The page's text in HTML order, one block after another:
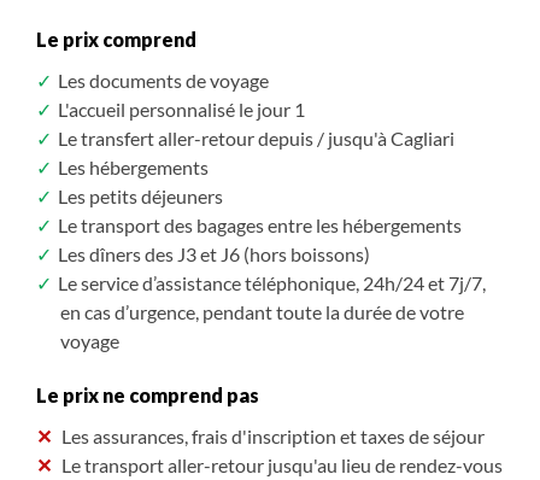
Le prix comprend
Les documents de voyage
L'accueil personnalisé le jour 1
Le transfert aller-retour depuis / jusqu'à Cagliari
Les hébergements
Les petits déjeuners
Le transport des bagages entre les hébergements
Les dîners des J3 et J6 (hors boissons)
Le service d’assistance téléphonique, 24h/24 et 7j/7,
en cas d’urgence, pendant toute la durée de votre
voyage
Le prix ne comprend pas
Les assurances, frais d'inscription et taxes de séjour
Le transport aller-retour jusqu'au lieu de rendez-vous